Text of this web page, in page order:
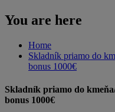
You are here
Home
Skladník priamo do
bonus 1000€
Skladník priamo do
bonus 1000€